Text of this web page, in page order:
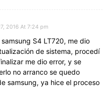
2016 At 7:24 pm
S4 LT720, me dio
de sistema, procedí
me dio error, y se
no arranco se quedo
samsung, ya hice el proceso